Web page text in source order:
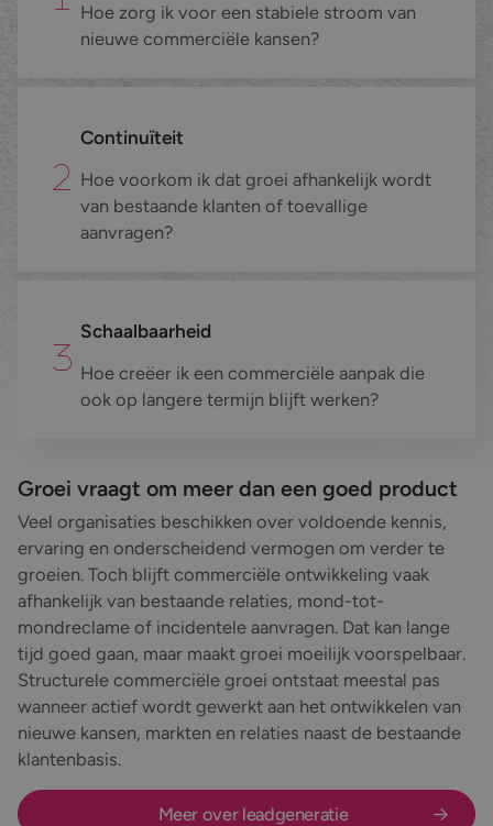
Alle diensten
Industrie & Maakindustrie
Hoe zorg ik voor een stabiele stroom van
nieuwe commerciële kansen?
Continuïteit
Hoe voorkom ik dat groei afhankelijk wordt
van bestaande klanten of toevallige
aanvragen?
Schaalbaarheid
Hoe creëer ik een commerciële aanpak die
ook op langere termijn blijft werken?
Groei vraagt om meer dan een goed product
Veel organisaties beschikken over voldoende kennis,
ervaring en onderscheidend vermogen om verder te
groeien. Toch blijft commerciële ontwikkeling vaak
afhankelijk van bestaande relaties, mond-tot-
mondreclame of incidentele aanvragen. Dat kan lange
tijd goed gaan, maar maakt groei moeilijk voorspelbaar.
Structurele commerciële groei ontstaat meestal pas
wanneer actief wordt gewerkt aan het ontwikkelen van
nieuwe kansen, markten en relaties naast de bestaande
klantenbasis.
Meer over leadgeneratie